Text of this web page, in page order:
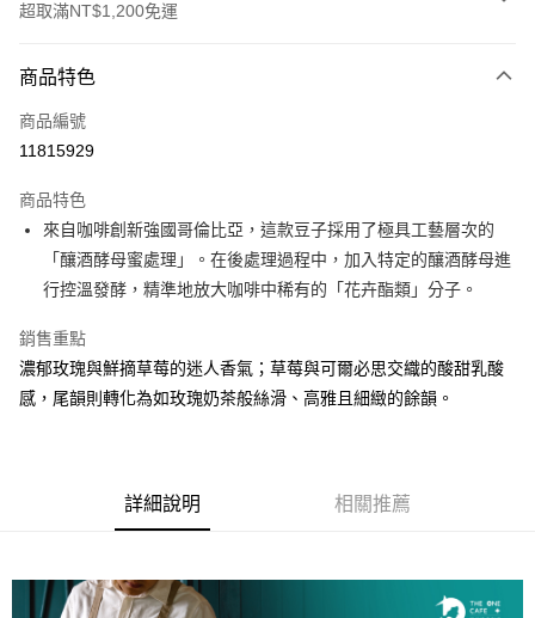
超取滿NT$1,200免運
信用卡一次付款
超商取貨付款
Apple Pay
街口支付
AFTEE先享後付
相關說明
２．便利：只要手機號碼，簡訊認證，即可結帳。
１．於結帳方式選擇「AFTEE先享後付」後，將跳轉至「AFTEE先享後付」
結帳頁面，進行簡訊認證並確認金額後，即可完成結帳。
全家取貨付款
付款後全家取貨
商品特色
商品編號
11815929
商品特色
來自咖啡創新強國哥倫比亞，這款豆子採用了極具工藝層次的
「釀酒酵母蜜處理」。在後處理過程中，加入特定的釀酒酵母進
行控溫發酵，精準地放大咖啡中稀有的「花卉酯類」分子。
銷售重點
濃郁玫瑰與鮮摘草莓的迷人香氣；草莓與可爾必思交織的酸甜乳酸
感，尾韻則轉化為如玫瑰奶茶般絲滑、高雅且細緻的餘韻。
詳細說明 相關推薦